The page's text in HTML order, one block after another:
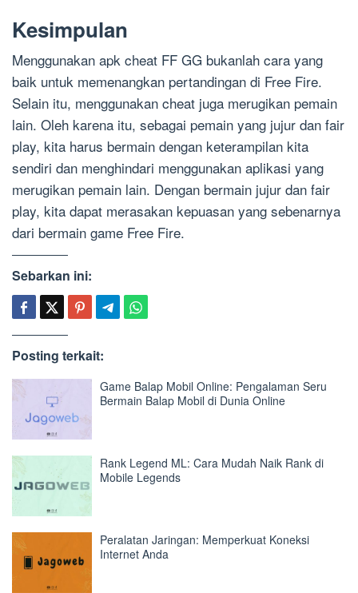
Kesimpulan
Menggunakan apk cheat FF GG bukanlah cara yang
baik untuk memenangkan pertandingan di Free Fire.
Selain itu, menggunakan cheat juga merugikan pemain
lain. Oleh karena itu, sebagai pemain yang jujur dan fair
play, kita harus bermain dengan keterampilan kita
sendiri dan menghindari menggunakan aplikasi yang
merugikan pemain lain. Dengan bermain jujur dan fair
play, kita dapat merasakan kepuasan yang sebenarnya
dari bermain game Free Fire.
Sebarkan ini:
Posting terkait:
Game Balap Mobil Online: Pengalaman Seru
Bermain Balap Mobil di Dunia Online
Rank Legend ML: Cara Mudah Naik Rank di
Mobile Legends
Peralatan Jaringan: Memperkuat Koneksi
Internet Anda